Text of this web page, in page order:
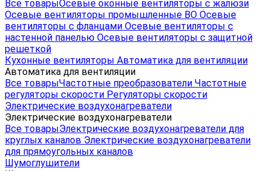
Все товарыОсевые оконные вентиляторы с жалюзи
Осевые вентиляторы промышленные ВО Осевые
вентиляторы с фланцами Осевые вентиляторы с
настенной панелью Осевые вентиляторы с защитной
решеткой
Кухонные вентиляторы Автоматика для вентиляции
Автоматика для вентиляции
Все товарыЧастотные преобразователи Частотные
регуляторы скорости Регуляторы скорости
Электрические воздухонагреватели
Электрические воздухонагреватели
Все товарыЭлектрические воздухонагреватели для
круглых каналов Электрические воздухонагреватели
для прямоугольных каналов
Шумоглушители